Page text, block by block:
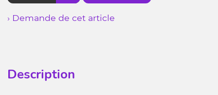
› Demande de cet article
Description